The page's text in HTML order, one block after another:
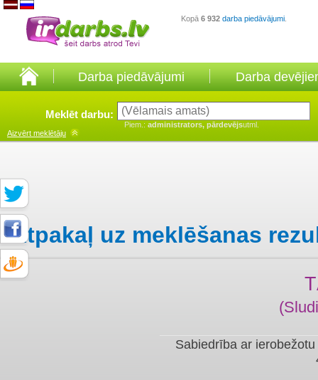
Kopā 6 932 darba piedāvājumi
Darba piedāvājumi Darba
Meklēt darbu:
Piem.: administrators, pārdevējsutml.
Aizvērt meklētāju
Atpakaļ uz meklēšanas
Sabiedrība ar